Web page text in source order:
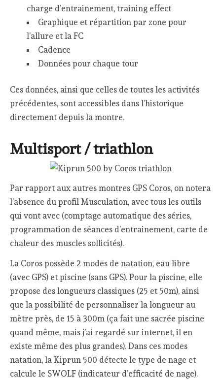
charge d’entrainement, training effect
Graphique et répartition par zone pour
l’allure et la FC
Cadence
Données pour chaque tour
Ces données, ainsi que celles de toutes les activités
précédentes, sont accessibles dans l’historique
directement depuis la montre.
Multisport / triathlon
Par rapport aux autres montres GPS Coros, on notera
l’absence du profil Musculation, avec tous les outils
qui vont avec (comptage automatique des séries,
programmation de séances d’entrainement, carte de
chaleur des muscles sollicités).
La Coros possède 2 modes de natation, eau libre
(avec GPS) et piscine (sans GPS). Pour la piscine, elle
propose des longueurs classiques (25 et 50m), ainsi
que la possibilité de personnaliser la longueur au
mètre près, de 15 à 300m (ça fait une sacrée piscine
quand même, mais j’ai regardé sur internet, il en
existe même des plus grandes). Dans ces modes
natation, la Kiprun 500 détecte le type de nage et
calcule le SWOLF (indicateur d’efficacité de nage).